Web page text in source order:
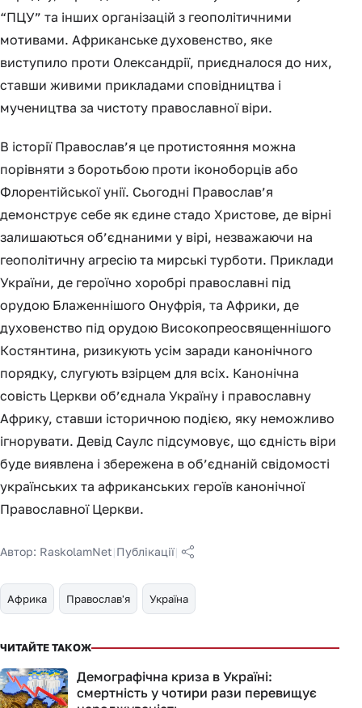
“ПЦУ” та інших організацій з геополітичними
мотивами. Африканське духовенство, яке
виступило проти Олександрії, приєдналося до них,
ставши живими прикладами сповідництва і
мучеництва за чистоту православної віри.
В історії Православ’я це протистояння можна
порівняти з боротьбою проти іконоборців або
Флорентійської унії. Сьогодні Православ’я
демонструє себе як єдине стадо Христове, де вірні
залишаються об’єднаними у вірі, незважаючи на
геополітичну агресію та мирські турботи. Приклади
України, де героїчно хоробрі православні під
орудою Блаженнішого Онуфрія, та Африки, де
духовенство під орудою Високопреосвященнішого
Костянтина, ризикують усім заради канонічного
порядку, слугують взірцем для всіх. Канонічна
совість Церкви об’єднала Україну і православну
Африку, ставши історичною подією, яку неможливо
ігнорувати. Девід Саулс підсумовує, що єдність віри
буде виявлена і збережена в об’єднаній свідомості
українських та африканських героїв канонічної
Православної Церкви.
Автор: RaskolamNet|Публікації|
Африка Православ'я Україна
ЧИТАЙТЕ ТАКОЖ
Демографічна криза в Україні:
смертність у чотири рази перевищує